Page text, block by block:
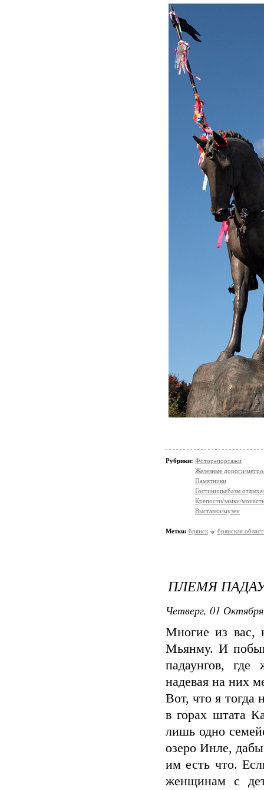
Рубрики: Фоторепортажи
Железные дороги/
Памятники
Гостиницы/базы
Крепости/замки/
Выставки/музеи
Метки: брянск брянская
ПЛЕМЯ
Четверг, 01
Многие из вас,
Мьянму. И
падаунгов,
надевая на них
Вот, что я тогда
в горах штата
лишь одно
озеро Инле,
им есть что.
женщинам с